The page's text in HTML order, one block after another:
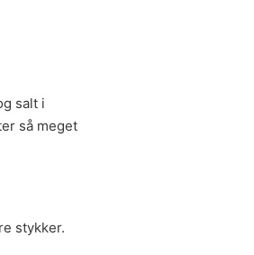
salt i
så meget
stykker.